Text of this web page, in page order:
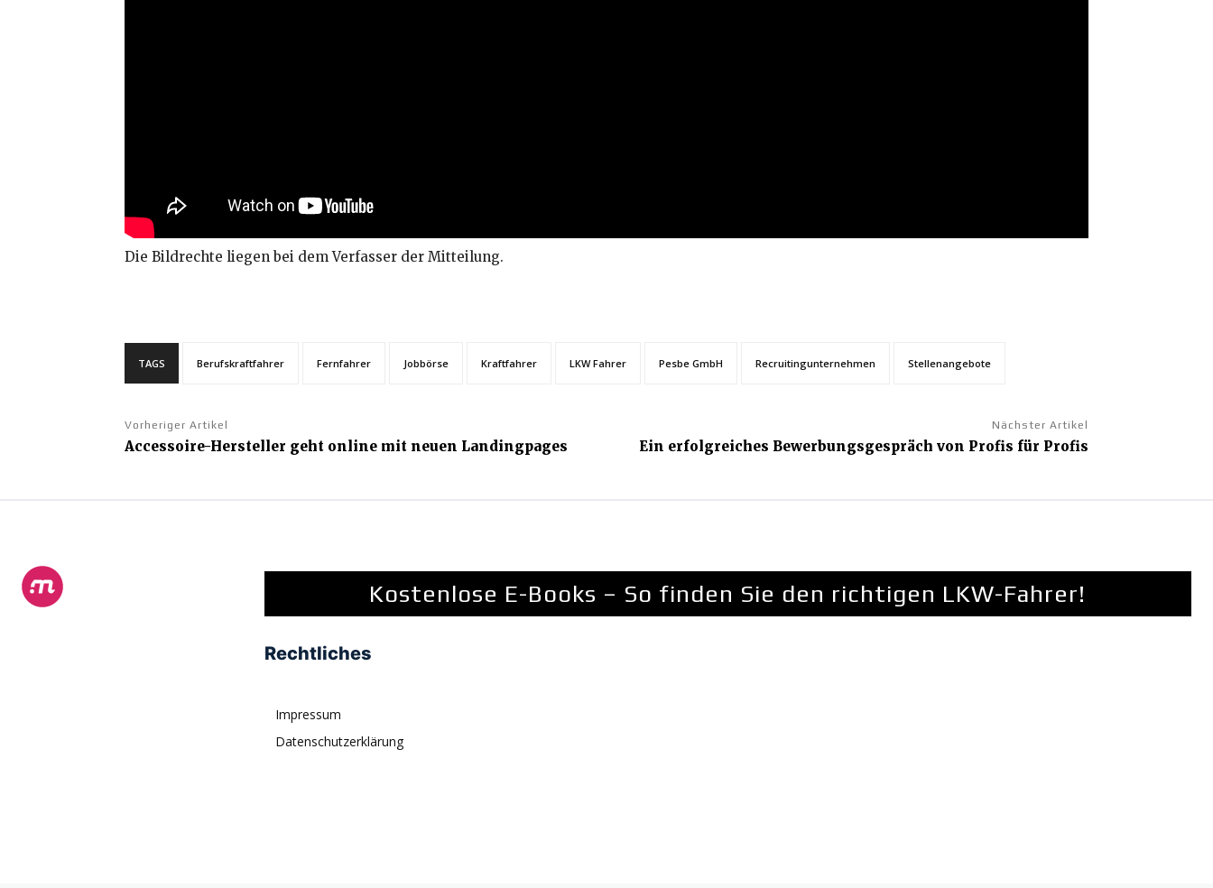
Die Bildrechte liegen bei dem Verfasser der Mitteilung.
TAGS Berufskraftfahrer Fernfahrer Jobbörse Kraftfahrer LKW Fahrer Pesbe GmbH Recruitingunternehmen Stellenangebote
Vorheriger Artikel
Accessoire-Hersteller geht online mit neuen Landingpages
Nächster Artikel
Ein erfolgreiches Bewerbungsgespräch von Profis für Profis
Kostenlose E-Books – So finden Sie den richtigen LKW-Fahrer!
Rechtliches
Impressum
Datenschutzerklärung